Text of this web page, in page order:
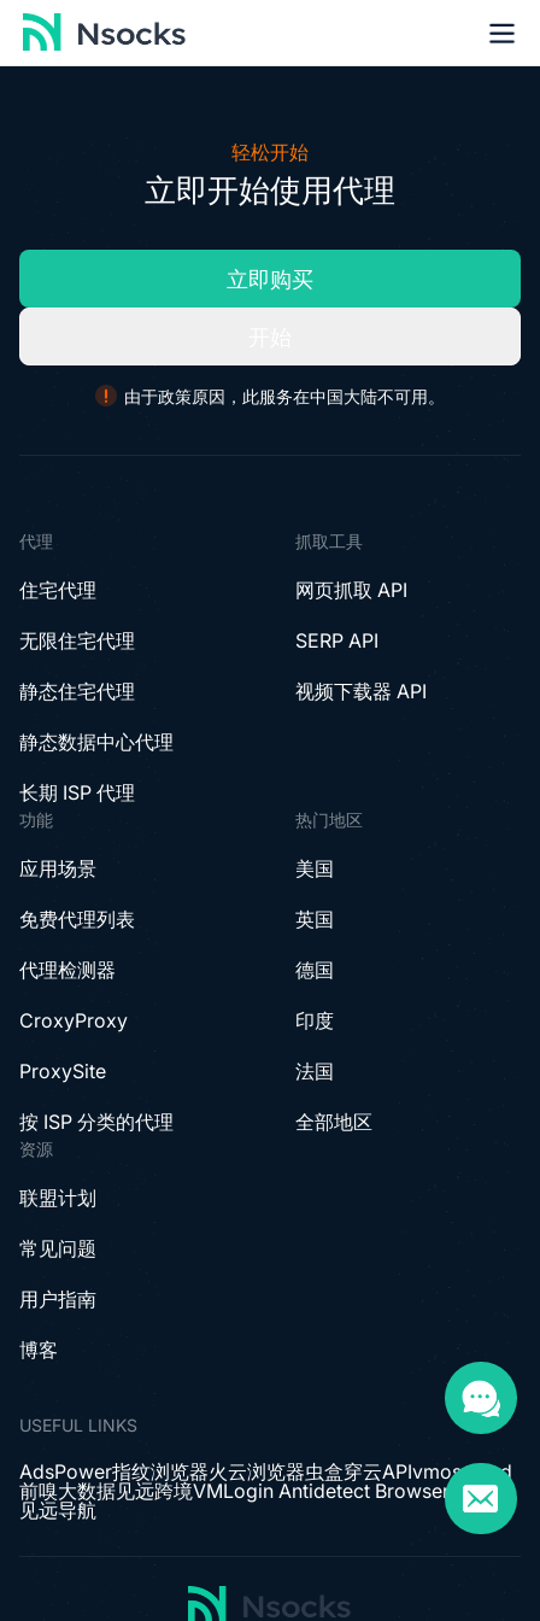
轻松开始
立即开始使用代理
立即购买
由于政策原因，此服务在中国大陆不可用。
代理
住宅代理
无限住宅代理
静态住宅代理
静态数据中心代理
长期 ISP 代理
抓取工具
网页抓取 API
SERP API
视频下载器 API
功能
应用场景
免费代理列表
代理检测器
CroxyProxy
ProxySite
按 ISP 分类的代理
热门地区
美国
英国
德国
印度
法国
全部地区
资源
联盟计划
常见问题
用户指南
博客
USEFUL LINKS
AdsPower指纹浏览器火云浏览器虫盒穿云APIvmoscloud
前嗅大数据见远跨境VMLogin Antidetect Browser
见远导航